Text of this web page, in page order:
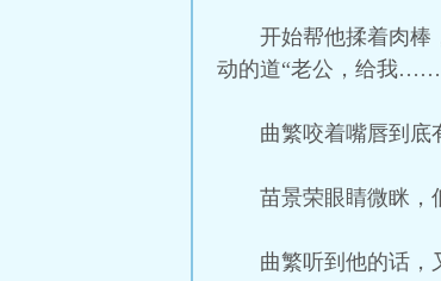
开始帮他揉着肉棒
动的道“老公，给我……
曲繁咬着嘴唇到
苗景荣眼睛微眯，
曲繁听到他的话，